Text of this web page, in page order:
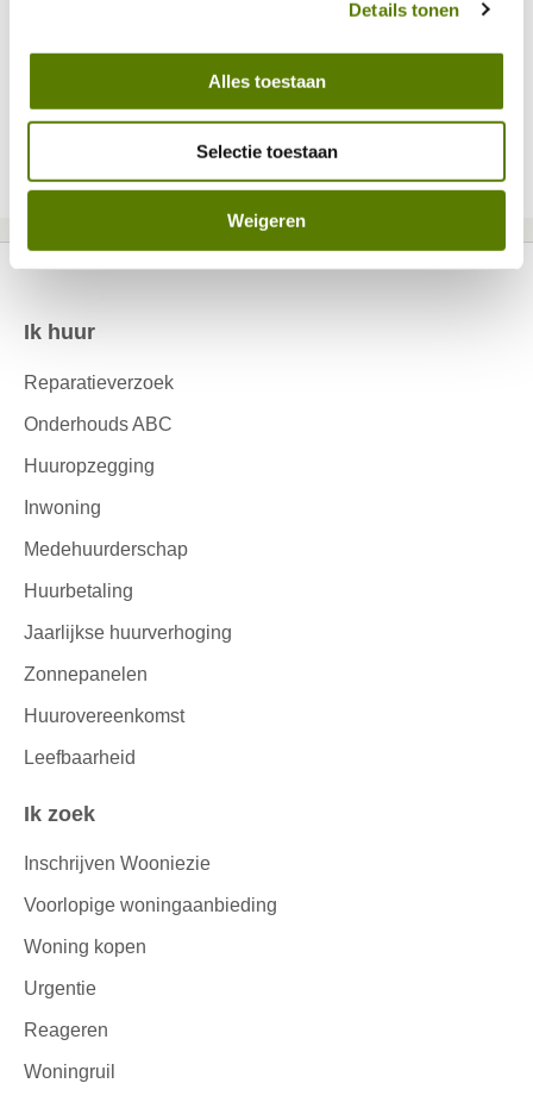
Details tonen
Alles toestaan
Selectie toestaan
Weigeren
7 8 9 10 11 12 13 14
15
Contactinformatie
Ik huur
Reparatieverzoek
Onderhouds ABC
Huuropzegging
Inwoning
Medehuurderschap
Huurbetaling
Jaarlijkse huurverhoging
Zonnepanelen
Huurovereenkomst
Leefbaarheid
Ik zoek
Inschrijven Wooniezie
Voorlopige woningaanbieding
Woning kopen
Urgentie
Reageren
Woningruil